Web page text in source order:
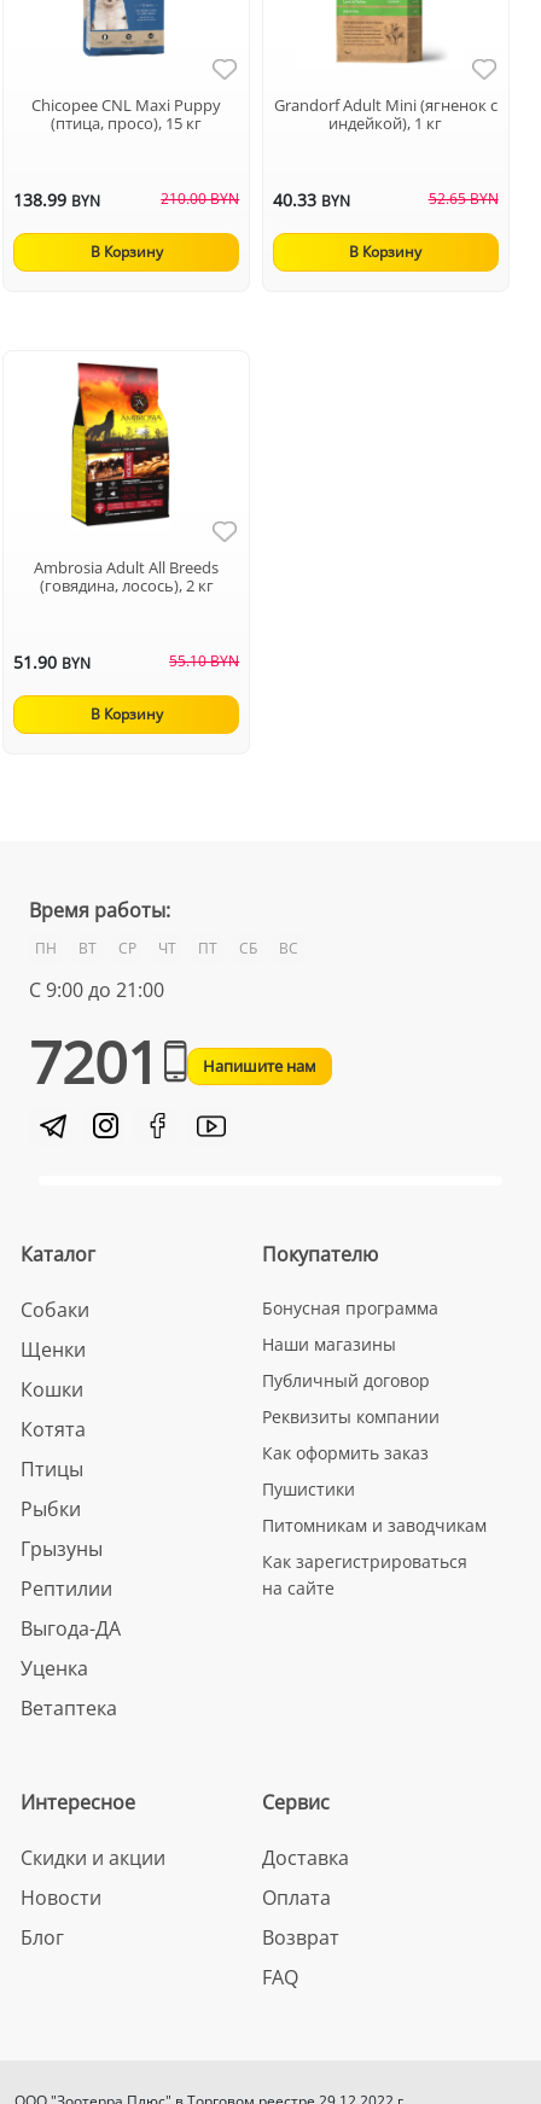
Chicopee CNL Maxi Puppy
(птица, просо), 15 кг
138.99 BYN 210.00 BYN
В Корзину
Grandorf Adult Mini (ягненок с
индейкой), 1 кг
40.33 BYN 52.65 BYN
В Корзину
Ambrosia Adult All Breeds
(говядина, лосось), 2 кг
51.90 BYN 55.10 BYN
В Корзину
Время работы:
ПН ВТ СР ЧТ ПТ СБ ВС
С 9:00 до 21:00
7201 Напишите нам
Каталог
Собаки
Щенки
Кошки
Котята
Птицы
Рыбки
Грызуны
Рептилии
Выгода-ДА
Уценка
Ветаптека
Покупателю
Бонусная программа
Наши магазины
Публичный договор
Реквизиты компании
Как оформить заказ
Пушистики
Питомникам и заводчикам
Как зарегистрироваться
на сайте
Интересное
Скидки и акции
Новости
Блог
Сервис
Доставка
Оплата
Возврат
FAQ